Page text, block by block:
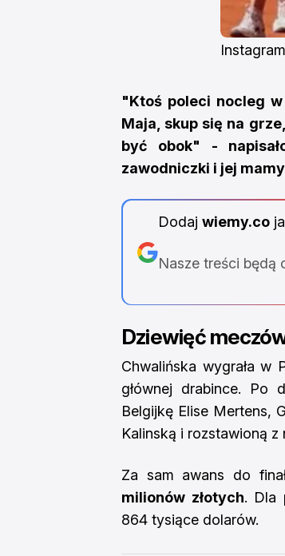
"Ktoś poleci nocleg
Maja, skup się na
być obok" -
zawodniczki i jej
Dodaj wiemy.co
Nasze treści będą
Dziewięć
Chwalińska wygrała w
głównej drabince. Po
Belgijkę Elise Mertens,
Kalinską i rozstawioną z
Za sam awans do
milionów złotych. Dla
864 tysiące dolarów.